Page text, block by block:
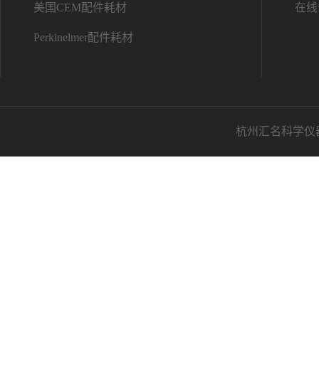
美国CEM配件耗材
Perkinelmer配件耗材
在
杭州汇名科学仪